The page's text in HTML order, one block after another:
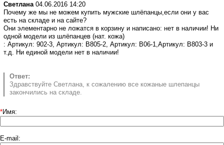
Светлана04.06.2016 14:20
Почему же мы не можем купить мужские шлёпанцы,если они у вас
есть на складе и на сайте?
Они элементарно не ложатся в корзину и написано: нет в наличии! Ни
одной модели из шлёпанцев (нат. кожа)
: Артикул: 902-3, Артикул: B805-2, Артикул: B06-1,Артикул: B803-3 и
т.д. Ни единой модели нет в наличии!
Ответ:
Здравствуйте Светлана, к сожалению все кожаные шлепанцы
закончились на складе.
*Имя:
E-mail: